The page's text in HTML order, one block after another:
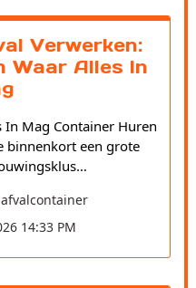
Verwerken:
Waar Alles In
In Mag Container Huren
binnenkort een grote
14:33 PM